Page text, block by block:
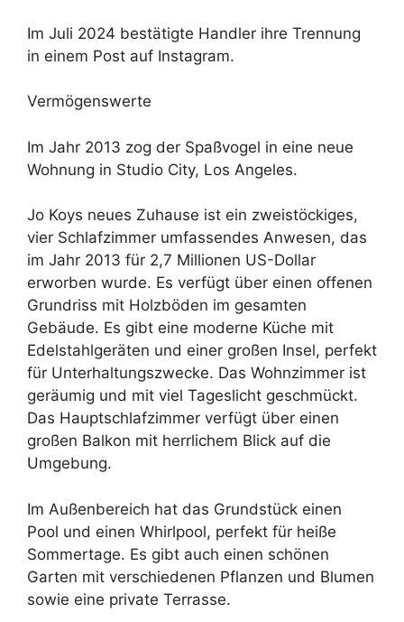
Im Juli 2024 bestätigte Handler ihre Trennung
in einem Post auf Instagram.
Vermögenswerte
Im Jahr 2013 zog der Spaßvogel in eine neue
Wohnung in Studio City, Los Angeles.
Jo Koys neues Zuhause ist ein zweistöckiges,
vier Schlafzimmer umfassendes Anwesen, das
im Jahr 2013 für 2,7 Millionen US-Dollar
erworben wurde. Es verfügt über einen offenen
Grundriss mit Holzböden im gesamten
Gebäude. Es gibt eine moderne Küche mit
Edelstahlgeräten und einer großen Insel, perfekt
für Unterhaltungszwecke. Das Wohnzimmer ist
geräumig und mit viel Tageslicht geschmückt.
Das Hauptschlafzimmer verfügt über einen
großen Balkon mit herrlichem Blick auf die
Umgebung.
Im Außenbereich hat das Grundstück einen
Pool und einen Whirlpool, perfekt für heiße
Sommertage. Es gibt auch einen schönen
Garten mit verschiedenen Pflanzen und Blumen
sowie eine private Terrasse.